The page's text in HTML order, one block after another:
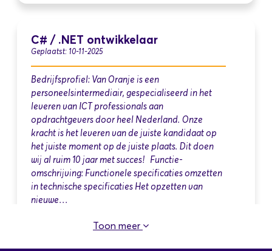
C# / .NET ontwikkelaar
Geplaatst: 10-11-2025
Bedrijfsprofiel: Van Oranje is een
personeelsintermediair, gespecialiseerd in het
leveren van ICT professionals aan
opdrachtgevers door heel Nederland. Onze
kracht is het leveren van de juiste kandidaat op
het juiste moment op de juiste plaats. Dit doen
wij al ruim 10 jaar met succes! Functie-
omschrijving: Functionele specificaties omzetten
in technische specificaties Het opzetten van
nieuwe…
Toon meer